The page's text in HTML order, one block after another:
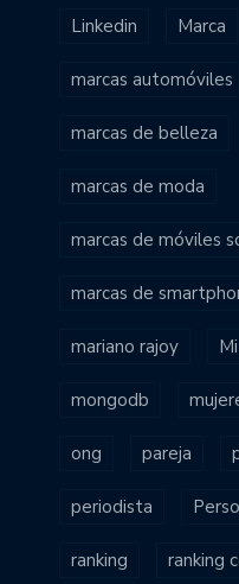
Linkedin Marca
marcas automóviles
marcas de belleza
marcas de moda
marcas de móviles
marcas de
mariano rajoy
mongodb
ong pareja
periodista
ranking ranking